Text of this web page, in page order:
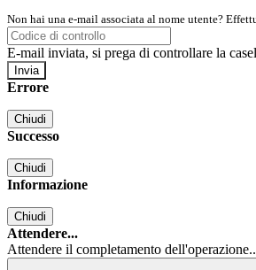
Non hai una e-mail associata al nome utente?
E-mail inviata, si prega di controllare la
Errore
Chiudi
Successo
Chiudi
Informazione
Chiudi
Attendere...
Attendere il completamento